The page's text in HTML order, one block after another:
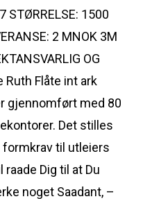
STØRRELSE: 1500
2 MNOK 3M
OG
Ruth Flåte int ark
gjennomført med 80
Det stilles
til utleiers
Dig til at Du
noget Saadant, –